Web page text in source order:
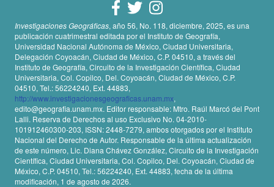
Investigaciones Geográficas, año 56, No. 118, diciembre, 2025, es una
publicación cuatrimestral editada por el Instituto de Geografía,
Universidad Nacional Autónoma de México, Ciudad Universitaria,
Delegación Coyoacán, Ciudad de México, C.P. 04510, a través del
Instituto de Geografía, Circuito de la Investigación Científica, Ciudad
Universitaria, Col. Copilco, Del. Coyoacán, Ciudad de México, C.P.
04510, Tel.: 56224240, Ext. 44883,
http://www.investigacionesgeograficas.unam.mx,
edito@geografia.unam.mx. Editor responsable: Mtro. Raúl Marcó del Pont
Lalli. Reserva de Derechos al uso Exclusivo No. 04-2010-
101912460300-203, ISSN: 2448-7279, ambos otorgados por el Instituto
Nacional del Derecho de Autor. Responsable de la última actualización
de este número, Lic. Diana Chávez González, Circuito de la Investigación
Científica, Ciudad Universitaria, Col. Copilco, Del. Coyoacán, Ciudad de
México, C.P. 04510, Tel.: 56224240, Ext. 44883, fecha de la última
modificación, 1 de agosto de 2026.